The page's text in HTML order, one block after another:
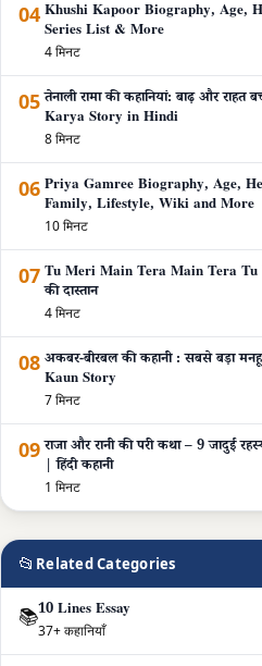
04 Khushi Kapoor Biography, Age,
Series List & More
4 मिनट
05 तेनाली रामा की कहानियां: बाढ़ और
Karya Story in Hindi
8 मिनट
06 Priya Gamree Biography, Age,
Family, Lifestyle, Wiki and More
10 मिनट
07 Tu Meri Main Tera Main Tera Tu
की दास्तान
4 मिनट
08 अकबर-बीरबल की कहानी : सबसे बड़ा
Kaun Story
7 मिनट
09 राजा और रानी की परी कथा – 9 जादुई
| हिंदी कहानी
1 मिनट
📂 Related Categories
📚10 Lines Essay
37+ कहानियाँ